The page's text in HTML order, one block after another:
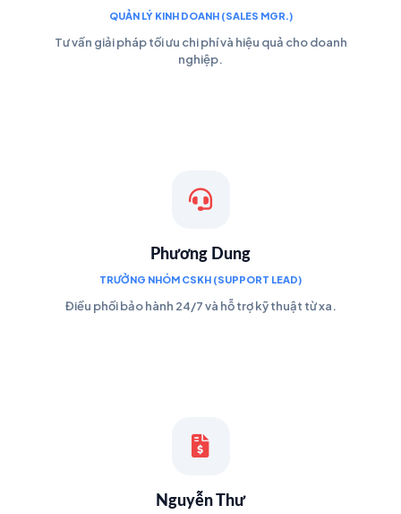
QUẢN LÝ KINH DOANH (SALES MGR.)
Tư vấn giải pháp tối ưu chi phí và hiệu quả cho doanh
nghiệp.
Phương Dung
TRƯỞNG NHÓM CSKH (SUPPORT LEAD)
Điều phối bảo hành 24/7 và hỗ trợ kỹ thuật từ xa.
Nguyễn Thư